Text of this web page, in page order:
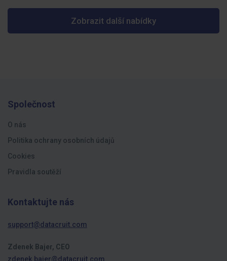
Zobrazit další nabídky
Společnost
O nás
Politika ochrany osobních údajů
Cookies
Pravidla soutěží
Kontaktujte nás
support@datacruit.com
Zdenek Bajer, CEO
zdenek.bajer@datacruit.com